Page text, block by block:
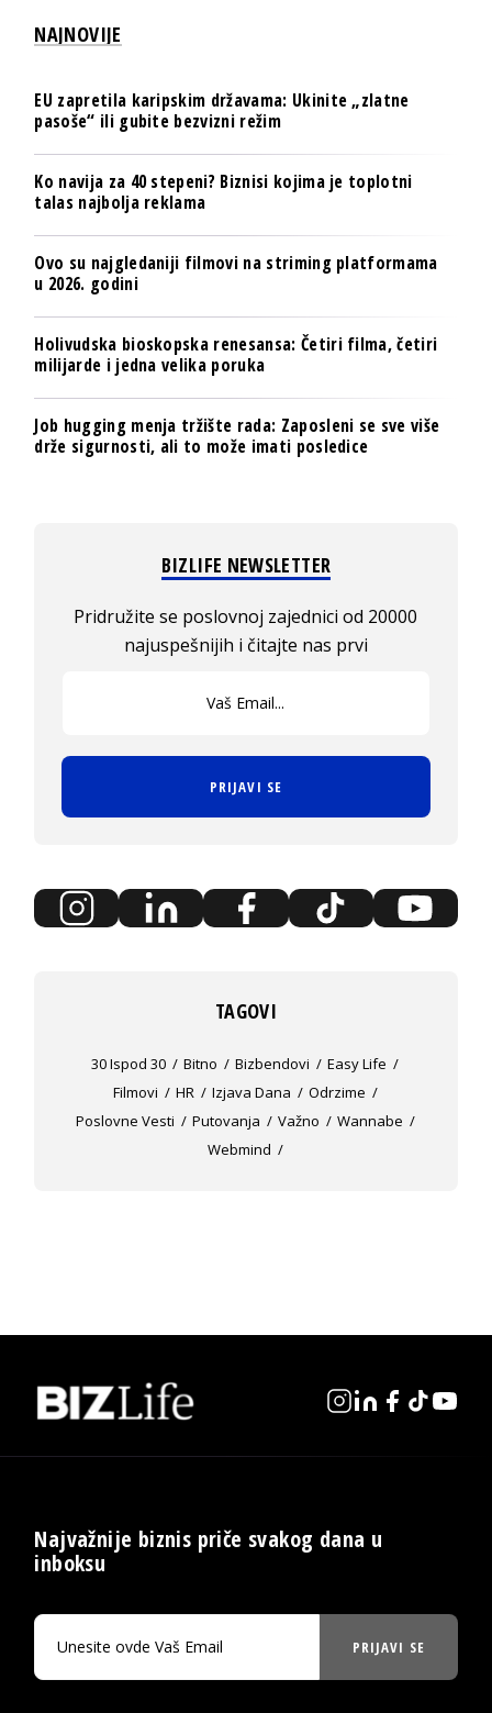
NAJNOVIJE
EU zapretila karipskim državama: Ukinite „zlatne
pasoše“ ili gubite bezvizni režim
Ko navija za 40 stepeni? Biznisi kojima je toplotni
talas najbolja reklama
Ovo su najgledaniji filmovi na striming platformama
u 2026. godini
Holivudska bioskopska renesansa: Četiri filma, četiri
milijarde i jedna velika poruka
Job hugging menja tržište rada: Zaposleni se sve više
drže sigurnosti, ali to može imati posledice
BIZLIFE NEWSLETTER
Pridružite se poslovnoj zajednici od 20000
najuspešnijih i čitajte nas prvi
PRIJAVI SE
TAGOVI
30 Ispod 30 Bitno Bizbendovi
Easy Life
Filmovi
HR Izjava Dana
Odrzime
Poslovne Vesti
Putovanja Važno
Wannabe
Webmind
Najvažnije biznis priče svakog dana u
inboksu
PRIJAVI SE